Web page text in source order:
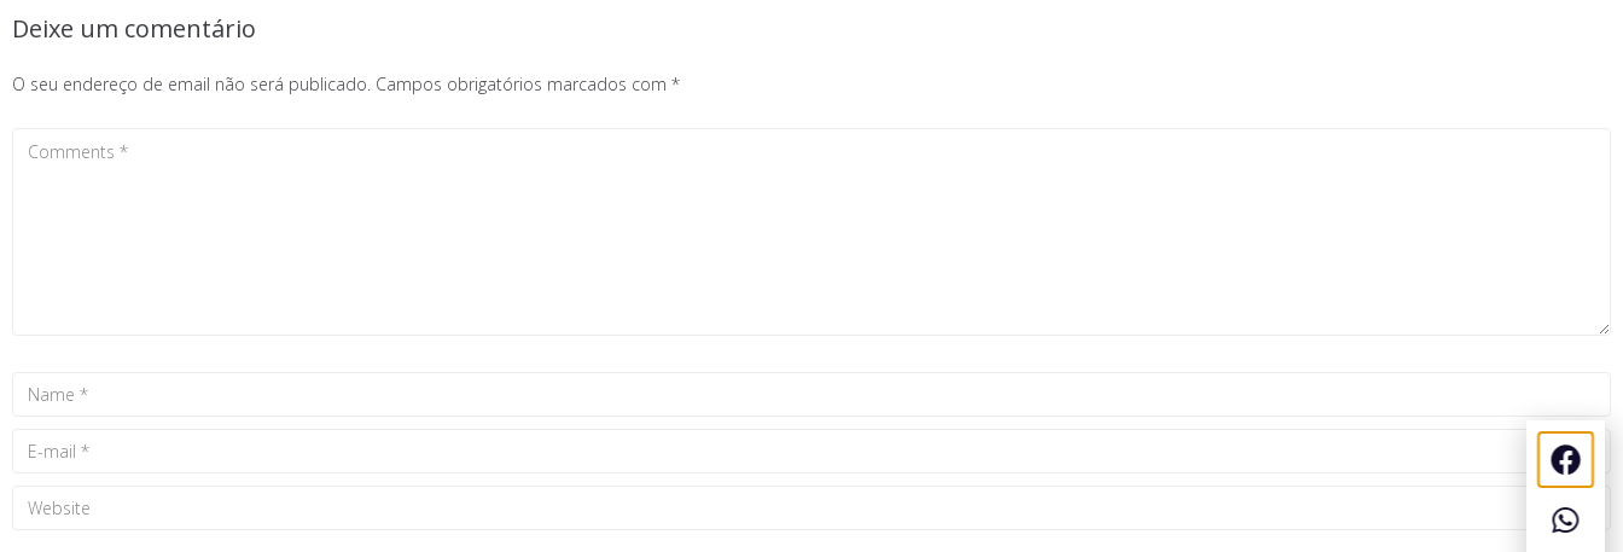
Deixe um comentário
O seu endereço de email não será publicado. Campos obrigatórios marcados com *